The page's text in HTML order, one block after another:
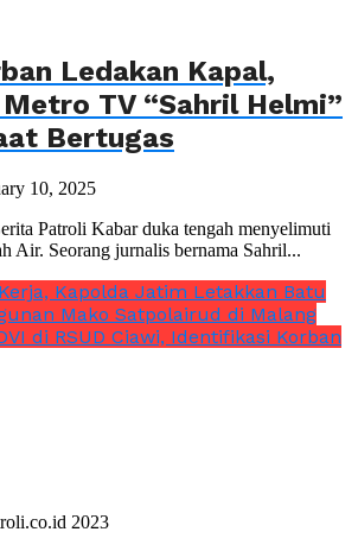
Ledakan Kapal,
TV “Sahril Helmi”
Bertugas
10, 2025
Patroli Kabar duka tengah menyelimuti
Air. Seorang jurnalis bernama Sahril...
Kapolda Jatim Letakkan Batu
Mako Satpolairud di Malang
di RSUD Ciawi, Identifikasi Korban
2023